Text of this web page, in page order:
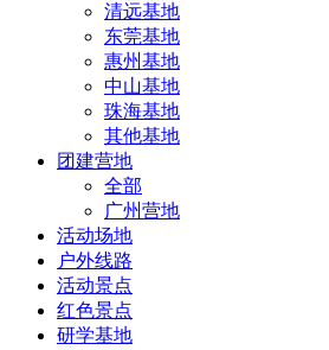
清远基地
东莞基地
惠州基地
中山基地
珠海基地
其他基地
团建营地
全部
广州营地
活动场地
户外线路
活动景点
红色景点
研学基地